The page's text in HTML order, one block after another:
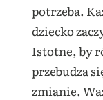
potrzeba.
dziecko
Istotne, by
przebudza
zmianie.